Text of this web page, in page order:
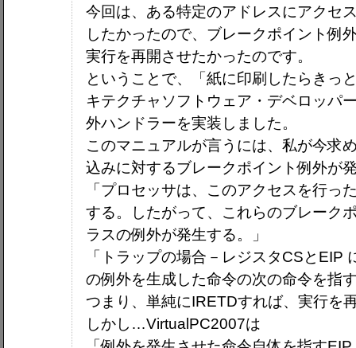
今回は、ある特定のアドレスにアクセ
したかったので、ブレークポイント例
実行を再開させたかったのです。
ということで、「紙に印刷したらきっ
キテクチャソフトウェア・デベロッパ
外ハンドラーを実装しました。
このマニュアルが言うには、私が今求
込みに対するブレークポイント例外が
「プロセッサは、このアクセスを行っ
する。したがって、これらのブレーク
ラスの例外が発生する。」
「トラップの場合－レジスタCSとEIP
の例外を生成した命令の次の命令を指
つまり、単純にIRETDすれば、実行を
しかし…VirtualPC2007は